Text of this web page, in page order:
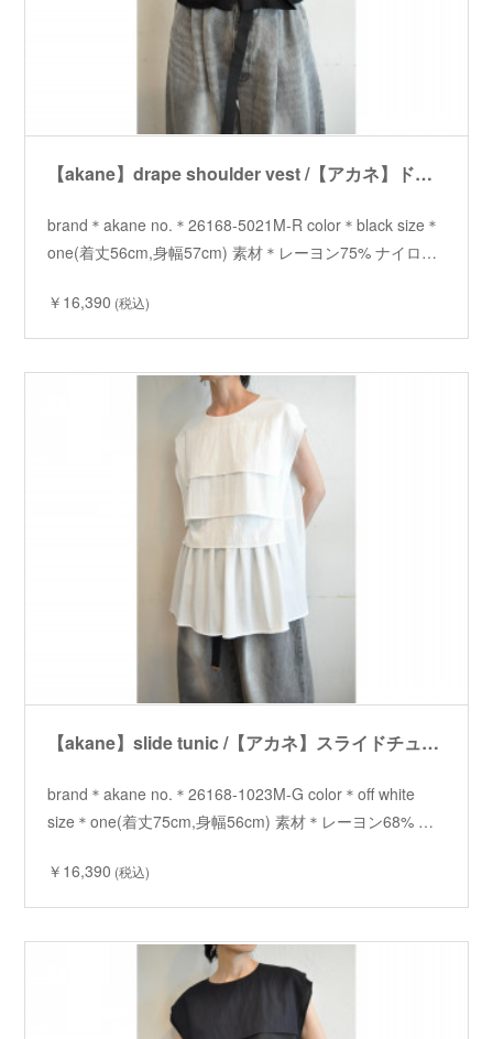
【akane】drape shoulder vest /【アカネ】ドレープショルダーベスト
brand＊akane no.＊26168-5021M-R color＊black size＊
one(着丈56cm,身幅57cm) 素材＊レーヨン75% ナイロ…
￥16,390 (税込)
【akane】slide tunic /【アカネ】スライドチュニック
brand＊akane no.＊26168-1023M-G color＊off white
size＊one(着丈75cm,身幅56cm) 素材＊レーヨン68% …
￥16,390 (税込)